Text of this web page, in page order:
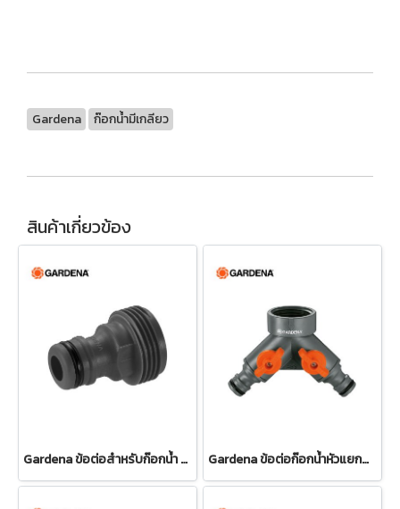
Gardena ก๊อกน้ำมีเกลียว
สินค้าเกี่ยวข้อง
Gardena ข้อต่อสำหรับก๊อกน้ำ ขนาด 3/4" (26.5 มม.) (00921-50) Gardena ข้อต่อก๊อกน้ำหัวแยกสองทาง 26.5 มม. (3/4") (00938-20)